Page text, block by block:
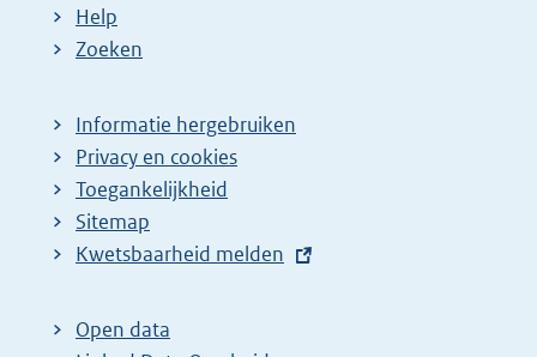
Help
Zoeken
Informatie hergebruiken
Privacy en cookies
Toegankelijkheid
Sitemap
E
t
e
Kwetsbaarheid melden
Open data